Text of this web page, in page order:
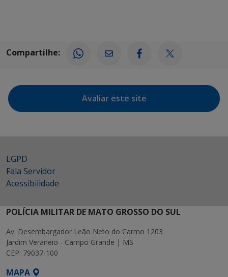
Compartilhe:
Avaliar este site
LGPD
Fala Servidor
Acessibilidade
POLÍCIA MILITAR DE MATO GROSSO DO SUL
Av. Desembargador Leão Neto do Carmo 1203
Jardim Veraneio - Campo Grande | MS
CEP: 79037-100
MAPA